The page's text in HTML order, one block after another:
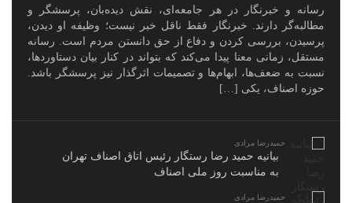
رسانه و خبرنگار در هر جامعه‌ای، نقش دیده‌بان، پرسشگر و
مطالبه‌گر دارند. خبرنگار فقط ناقل خبر نیست؛ وظیفه او دیدن،
پرسیدن، بررسی کردن و دفاع از حق دانستن مردم است. رسانه
مستقل، زمانی معنا پیدا می‌کند که بتواند در کنار بیان دستاوردها،
نسبت به ضعف‌ها، ابهام‌ها و تصمیمات اثرگذار نیز پرسشگر باشد.
حوزه اصناف، یکی […]
حمیدرضا مرادی
بیانیه حمید رضا رستگار رئیس اتاق اصناف تهران
به مناسبت روز ملی اصناف
حمیدرضا مرادی